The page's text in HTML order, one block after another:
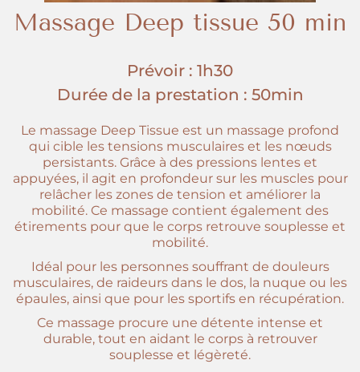
Massage Deep tissue 50 min
Prévoir : 1h30
Durée de la prestation : 50min
Le massage Deep Tissue est un massage profond
qui cible les tensions musculaires et les nœuds
persistants. Grâce à des pressions lentes et
appuyées, il agit en profondeur sur les muscles pour
relâcher les zones de tension et améliorer la
mobilité. Ce massage contient également des
étirements pour que le corps retrouve souplesse et
mobilité.
Idéal pour les personnes souffrant de douleurs
musculaires, de raideurs dans le dos, la nuque ou les
épaules, ainsi que pour les sportifs en récupération.
Ce massage procure une détente intense et
durable, tout en aidant le corps à retrouver
souplesse et légèreté.